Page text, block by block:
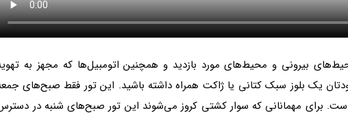
بیرونی و محیط‌های مورد بازدید و همچنین اتومبیل‌ها که مجهز به
یک بلوز سبک کتانی یا ژاکت همراه داشته باشید. این تور فقط صبح‌های
برای مهمانانی که سوار کشتی کروز می‌شوند این تور صبح‌های شنبه در